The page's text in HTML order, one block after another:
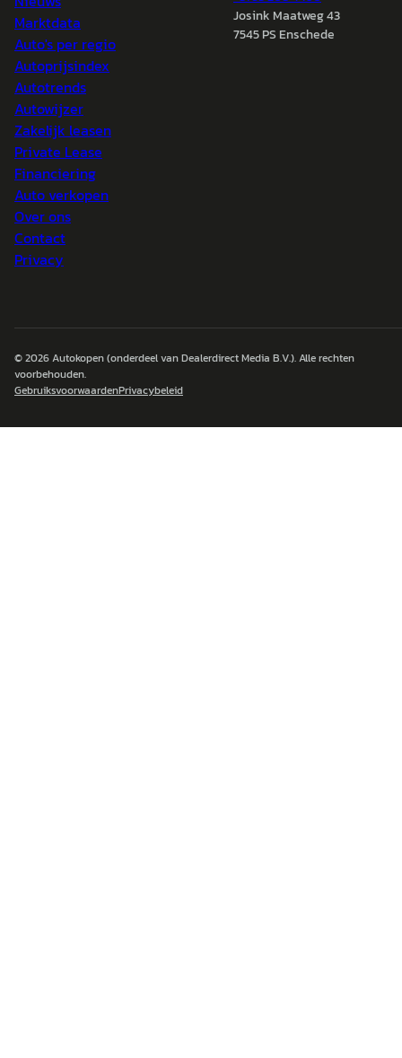
Marktdata
Auto's per regio
Autoprijsindex
Autotrends
Autowijzer
Zakelijk leasen
Private Lease
Financiering
Auto verkopen
Over ons
Contact
Privacy
Josink Maatweg 43
7545 PS Enschede
© 2026Autokopen(onderdeel van Dealerdirect Media B.V.). Alle rechten
voorbehouden.
GebruiksvoorwaardenPrivacybeleid